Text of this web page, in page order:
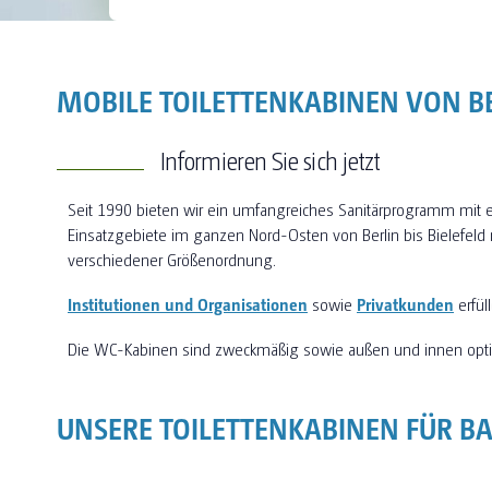
MOBILE TOILETTENKABINEN VON
Informieren Sie sich jetzt
Seit 1990 bieten wir ein umfangreiches Sanitärprogramm mit
Einsatzgebiete im ganzen Nord-Osten von Berlin bis
verschiedener Größenordnung.
Institutionen und Organisationen sowie Privatkunden
Die WC-Kabinen sind zweckmäßig sowie außen und innen
UNSERE TOILETTENKABINEN FÜR